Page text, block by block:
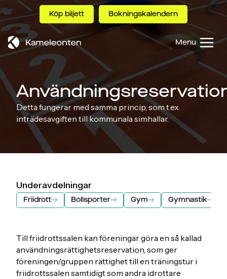
Skip
to
content
Köp biljett Bokningskalendern
Menu
Detta fungerar med samma princip, som t.ex.
inträdesavgiften till kommunala simhallar.
Underavdelningar
Friidrott Bollsporter Gym Gymnastik
Till friidrottssalen kan föreningar göra en så kallad
användningsrättighetsreservation, som ger
föreningen/gruppen rättighet till en träningstur i
friidrottssalen samtidigt som andra idrottare